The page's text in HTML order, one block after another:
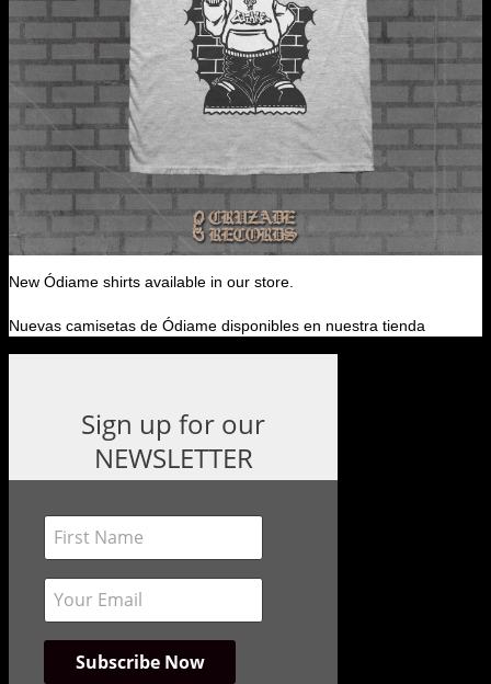
New Ódiame shirts available in our store.
Nuevas camisetas de Ódiame disponibles en nuestra tienda
Sign up for our
NEWSLETTER